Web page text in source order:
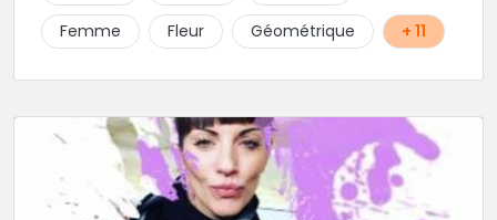
Femme
Fleur Géométrique + 11